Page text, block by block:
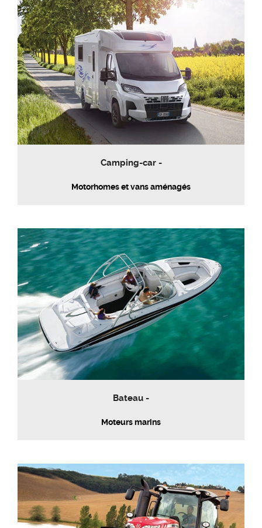
Camping-car -
Motorhomes et vans aménagés
Bateau -
Moteurs marins